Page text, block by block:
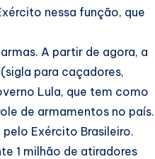
nessa função, que
A partir de agora, a
para caçadores,
Lula, que tem como
de armamentos no país.
Exército Brasileiro.
1 milhão de atiradores